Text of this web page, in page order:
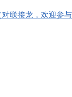
联接龙，欢迎参